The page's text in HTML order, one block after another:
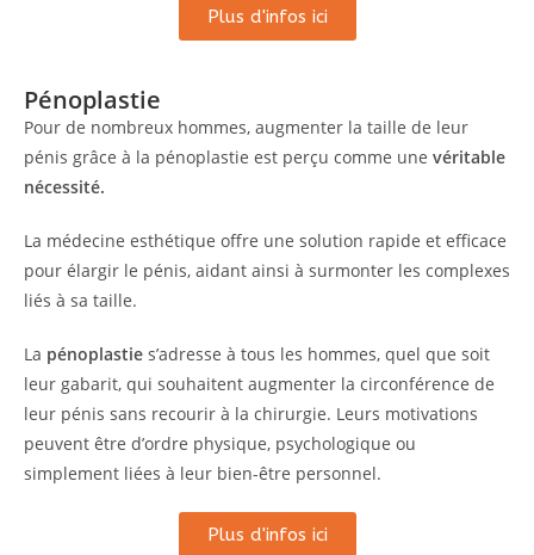
Plus d'infos ici
Pénoplastie
Pour de nombreux hommes, augmenter la taille de leur
pénis grâce à la pénoplastie est perçu comme une véritable
nécessité.
La médecine esthétique offre une solution rapide et efficace
pour élargir le pénis, aidant ainsi à surmonter les complexes
liés à sa taille.
La pénoplastie s’adresse à tous les hommes, quel que soit
leur gabarit, qui souhaitent augmenter la circonférence de
leur pénis sans recourir à la chirurgie. Leurs motivations
peuvent être d’ordre physique, psychologique ou
simplement liées à leur bien-être personnel.
Plus d'infos ici